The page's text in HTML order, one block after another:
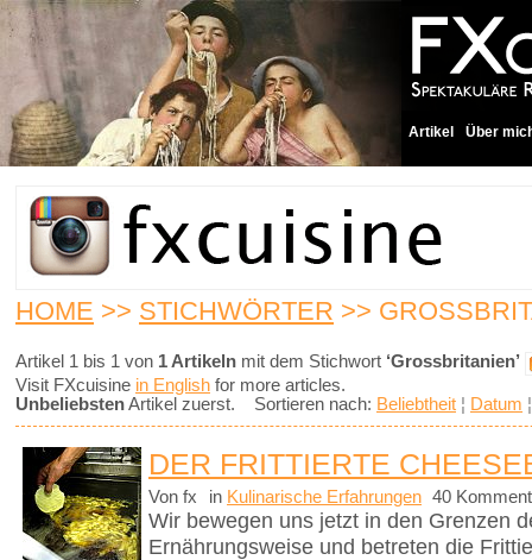
Artikel Über
HOME >> STICHWÖRTER >>
Artikel 1 bis 1 von 1 Artikeln mit dem Stichwort ‘Grossbritanien’
Visit FXcuisine in English for more articles.
UnbeliebstenArtikel zuerst. Sortieren nach: Beliebtheit ¦ Datum
DER FRITTIERTE
Von fx in Kulinarische Erfahrungen 40
Wir bewegen uns jetzt in den Grenzen
Ernährungsweise und betreten die